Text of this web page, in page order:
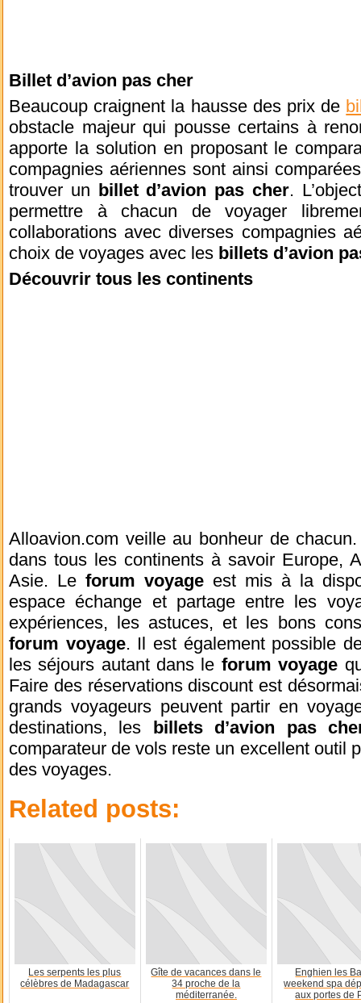
Billet d’avion pas cher
Beaucoup craignent la hausse des prix de
obstacle majeur qui pousse certains à
apporte la solution en proposant le
compagnies aériennes sont ainsi
trouver un billet d’avion pas cher.
permettre à chacun de voyager
collaborations avec diverses compagnies
choix de voyages avec les billets d’avion
Découvrir tous les continents
Alloavion.com veille au bonheur de
dans tous les continents à savoir Europe,
Asie. Le forum voyage est mis à la
espace échange et partage entre les
expériences, les astuces, et les bons
forum voyage. Il est également possible
les séjours autant dans le forum voyage
Faire des réservations discount est
grands voyageurs peuvent partir en
destinations, les
billets d’avion pas
comparateur de vols reste un excellent outil
des voyages.
Related posts:
Les serpents les plus
célèbres de Madagascar
Gîte de vacances dans le
34 proche de la
méditerranée.
Enghien les
weekend spa
aux portes de